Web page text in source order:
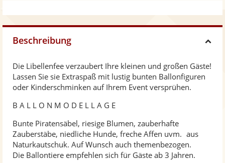
Beschreibung
Die Libellenfee verzaubert Ihre kleinen und großen Gäste!
Lassen Sie sie Extraspaß mit lustig bunten Ballonfiguren
oder Kinderschminken auf Ihrem Event versprühen.
B A L L O N M O D E L L A G E
Bunte Piratensäbel, riesige Blumen, zauberhafte
Zauberstäbe, niedliche Hunde, freche Affen uvm. aus
Naturkautschuk. Auf Wunsch auch themenbezogen.
Die Ballontiere empfehlen sich für Gäste ab 3 Jahren.